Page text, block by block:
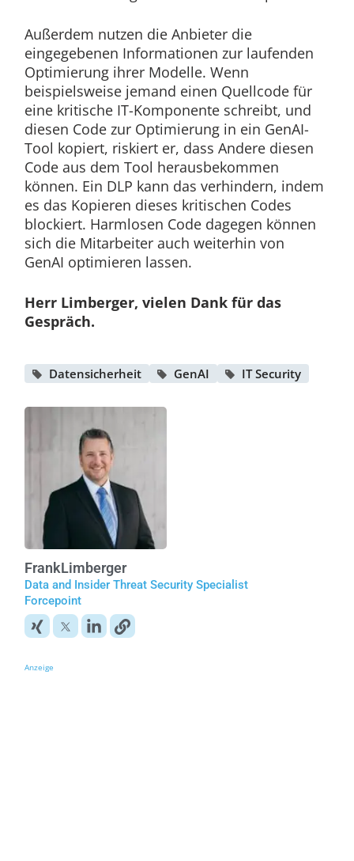
Außerdem nutzen die Anbieter die
eingegebenen Informationen zur laufenden
Optimierung ihrer Modelle. Wenn
beispielsweise jemand einen Quellcode für
eine kritische IT-Komponente schreibt, und
diesen Code zur Optimierung in ein GenAI-
Tool kopiert, riskiert er, dass Andere diesen
Code aus dem Tool herausbekommen
können. Ein DLP kann das verhindern, indem
es das Kopieren dieses kritischen Codes
blockiert. Harmlosen Code dagegen können
sich die Mitarbeiter auch weiterhin von
GenAI optimieren lassen.
Herr Limberger, vielen Dank für das
Gespräch.
Datensicherheit GenAI IT Security
FrankLimberger
Data and Insider Threat Security Specialist
Forcepoint
Anzeige